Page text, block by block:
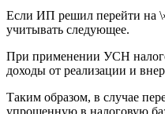
Если ИП решил перейти на
учитывать следующее.
При применении УСН
доходы от реализации и
Таким образом, в случае
упрощенную в налоговую